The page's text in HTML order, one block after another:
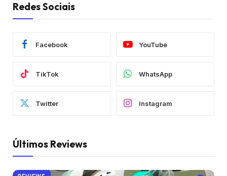
Redes Sociais
Facebook YouTube
TikTok WhatsApp
Twitter Instagram
Últimos Reviews